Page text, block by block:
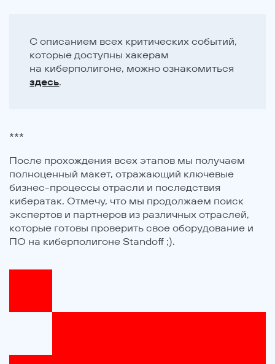
С описанием всех критических событий,
которые доступны хакерам
на киберполигоне, можно ознакомиться
здесь.
***
После прохождения всех этапов мы получаем
полноценный макет, отражающий ключевые
бизнес-процессы отрасли и последствия
кибератак. Отмечу, что мы продолжаем поиск
экспертов и партнеров из различных отраслей,
которые готовы проверить свое оборудование и
ПО на киберполигоне Standoff ;).